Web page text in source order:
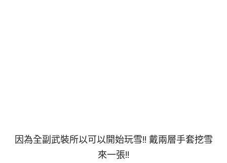
因為全副武裝所以可以開始玩雪!! 戴兩層手套挖雪
來一張!!